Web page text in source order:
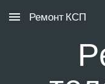
Skip to main content
Ремонт КСП